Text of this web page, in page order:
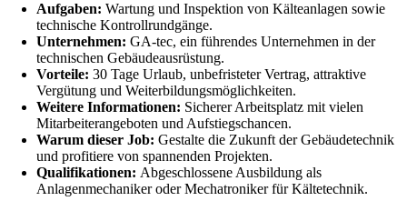
Aufgaben: Wartung und Inspektion von Kälteanlagen sowie
technische Kontrollrundgänge.
Unternehmen: GA-tec, ein führendes Unternehmen in der
technischen Gebäudeausrüstung.
Vorteile: 30 Tage Urlaub, unbefristeter Vertrag, attraktive
Vergütung und Weiterbildungsmöglichkeiten.
Weitere Informationen: Sicherer Arbeitsplatz mit vielen
Mitarbeiterangeboten und Aufstiegschancen.
Warum dieser Job: Gestalte die Zukunft der Gebäudetechnik
und profitiere von spannenden Projekten.
Qualifikationen: Abgeschlossene Ausbildung als
Anlagenmechaniker oder Mechatroniker für Kältetechnik.